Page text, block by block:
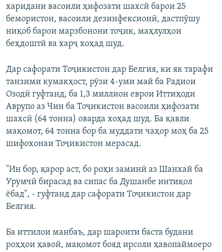
харидани васоили ҳифозати шахсӣ барои 25
бемористон, васоили дезинфексионӣ, дастпӯшу
ниқоб барои марзбонони тоҷик, маҳлулҳои
беҳдоштӣ ва харҷ хоҳад шуд.
Дар сафорати Тоҷикистон дар Белгия, ки як тарафи
танзими кумакҳост, рӯзи 4-уми май ба Радиои
Озодӣ гуфтанд, ба 1,3 миллион еврои Иттиҳоди
Аврупо аз Чин ба Тоҷикистон васоили ҳифозати
шахсӣ (64 тонна) оварда хоҳад шуд. Ба қавли
мақомот, 64 тонна бор ба муддати чаҳор моҳ ба 25
шифохонаи Тоҷикистон мерасад.
"Ин бор, қарор аст, бо роҳи заминӣ аз Шанхай ба
Урумчӣ бирасад ва сипас ба Душанбе интиқол
ёбад", - гуфтанд дар сафорати Тоҷикистон дар
Белгия.
Ба иттилои манбаъ, дар шароити баста будани
роҳҳои ҳавоӣ, мақомот бояд ирсоли ҳавопаймоеро